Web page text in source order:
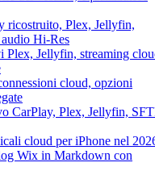
ricostruito, Plex, Jellyfin,
Hi-Res
Plex, Jellyfin, streaming
cloud, opzioni
CarPlay, Plex, Jellyfin,
cloud per iPhone nel
Wix in Markdown con